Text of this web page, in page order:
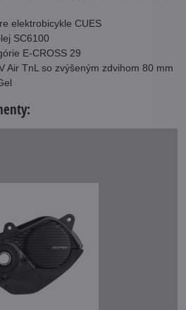
elektrobicykle CUES
SC6100
E-CROSS 29
Air TnL so zvýšeným zdvihom 80 mm